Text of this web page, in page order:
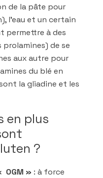
de la pâte pour
l’eau et un certain
permettre à des
de se
aux autre pour
du blé en
la gliadine et les
en plus
?
OGM » : à force